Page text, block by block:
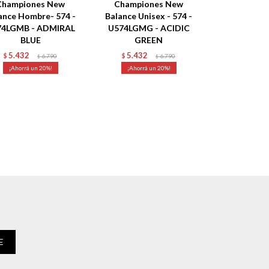
New
Hombre- 574 -
- ADMIRAL
BLUE
$ 5.432 $ 6.790
20
Championes New
Balance Unisex - 574 -
U574LGMG - ACIDIC
GREEN
$ 5.432 $ 6.790
20